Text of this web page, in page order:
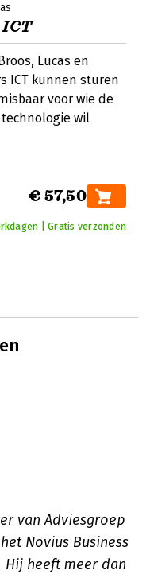
Lucas en
ICT kunnen sturen
voor wie de
wil
€ 57,50
| Gratis verzonden
van Adviesgroep
Novius Business
Hij heeft meer dan